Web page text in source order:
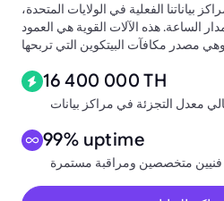
الفعلية في الولايات المتحدة،
الساعة. هذه الآلات القوية هي العمود
مصدر مكافآت البيتكوين التي تربحها
16 400 000 TH
99% uptime
متخصصين ومراقبة مستمرة